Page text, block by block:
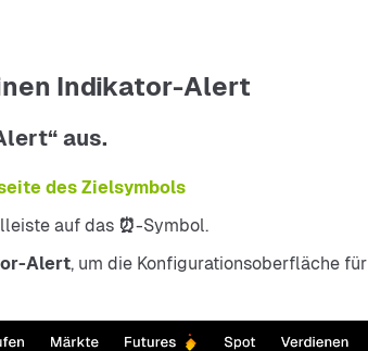
Indikator-Alert
aus.
des Zielsymbols
auf das ⏰-Symbol.
Alert, um die Konfigurationsoberfläche für